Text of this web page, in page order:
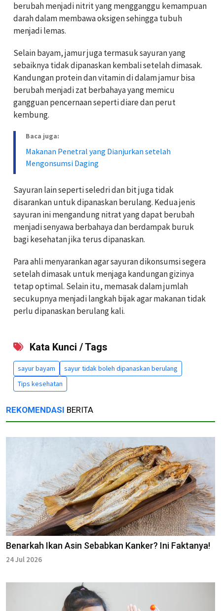
berubah menjadi nitrit yang mengganggu kemampuan
darah dalam membawa oksigen sehingga tubuh
menjadi lemas.
Selain bayam, jamur juga termasuk sayuran yang
sebaiknya tidak dipanaskan kembali setelah dimasak.
Kandungan protein dan vitamin di dalam jamur bisa
berubah menjadi zat berbahaya yang memicu
gangguan pencernaan seperti diare dan perut
kembung.
Baca juga:
Makanan Penetral yang Dianjurkan setelah
Mengonsumsi Daging
Sayuran lain seperti seledri dan bit juga tidak
disarankan untuk dipanaskan berulang. Kedua jenis
sayuran ini mengandung nitrat yang dapat berubah
menjadi senyawa berbahaya dan berdampak buruk
bagi kesehatan jika terus dipanaskan.
Para ahli menyarankan agar sayuran dikonsumsi segera
setelah dimasak untuk menjaga kandungan gizinya
tetap optimal. Selain itu, memasak dalam jumlah
secukupnya menjadi langkah bijak agar makanan tidak
perlu dipanaskan berulang kali.
Kata Kunci / Tags
sayur bayam
sayur tidak boleh dipanaskan berulang
Tips kesehatan
REKOMENDASI BERITA
Benarkah Ikan Asin Sebabkan Kanker? Ini Faktanya!
24 Jul 2026